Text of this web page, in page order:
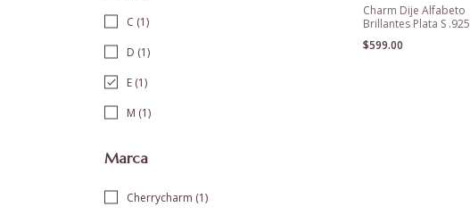
C (1)
D (1)
E (1)
M (1)
Marca
Cherrycharm (1)
Charm Dije Alfabeto
Brillantes Plata S .925
Para Pandora
$599.00